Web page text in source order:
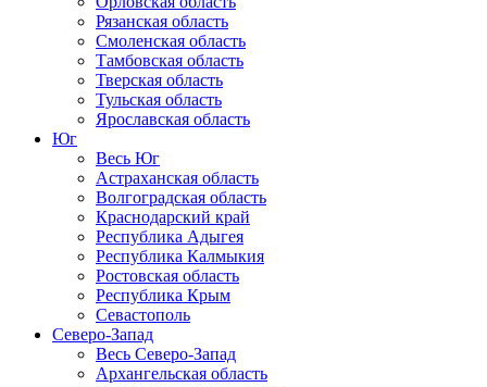
Рязанская область
Смоленская область
Тамбовская область
Тверская область
Тульская область
Ярославская область
Юг
Весь Юг
Астраханская область
Волгоградская область
Краснодарский край
Республика Адыгея
Республика Калмыкия
Ростовская область
Республика Крым
Севастополь
Северо-Запад
Весь Северо-Запад
Архангельская область